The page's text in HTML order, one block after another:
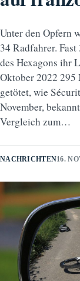
Unter den Opfern
34 Radfahrer.
des Hexagons ihr
Oktober 2022 295
getötet, wie
November,
Vergleich zum…
NACHRICHTEN16.